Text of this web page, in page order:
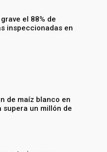
el 88% de
inspeccionadas en
de maíz blanco en
supera un millón de